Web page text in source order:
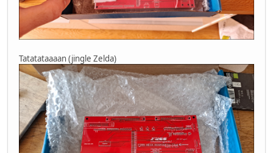
Tatatataaaan (jingle Zelda)